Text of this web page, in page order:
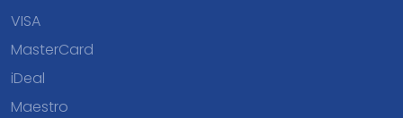
VISA
MasterCard
iDeal
Maestro